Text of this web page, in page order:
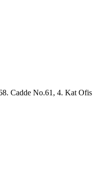
Cadde No.61, 4. Kat